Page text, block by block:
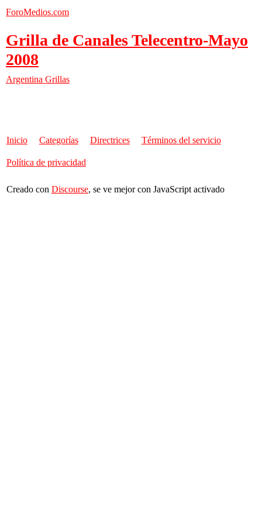
ForoMedios.com
Grilla de Canales Telecentro-Mayo
2008
Argentina Grillas
Inicio Categorías Directrices Términos del servicio
Política de privacidad
Creado con Discourse, se ve mejor con JavaScript activado